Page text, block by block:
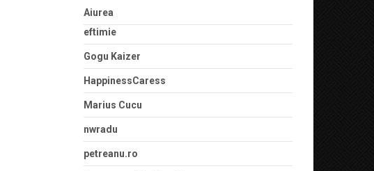
Aiurea
eftimie
Gogu Kaizer
HappinessCaress
Marius Cucu
nwradu
petreanu.ro